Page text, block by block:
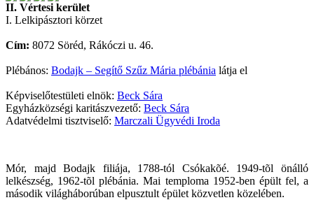
II. Vértesi kerület
I. Lelkipásztori körzet
Cím: 8072 Söréd, Rákóczi u. 46.
Plébános: Bodajk – Segítő Szűz Mária plébánia látja el
Képviselőtestületi elnök: Beck Sára
Egyházközségi karitászvezető: Beck Sára
Adatvédelmi tisztviselő: Marczali Ügyvédi Iroda
Mór, majd Bodajk filiája, 1788-tól Csókakõé. 1949-tõl önálló
lelkészség, 1962-tõl plébánia. Mai temploma 1952-ben épült fel, a
második világháborúban elpusztult épület közvetlen közelében.